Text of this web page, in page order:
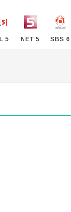
5 NET 5 SBS 6